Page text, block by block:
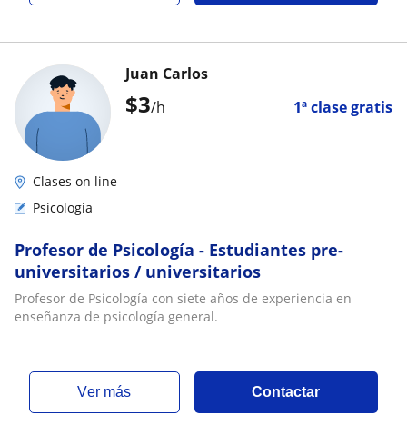
$3/h 1ª clase gratis
Juan Carlos
Clases on line
Psicologia
Profesor de Psicología - Estudiantes pre-
universitarios / universitarios
Profesor de Psicología con siete años de experiencia en
enseñanza de psicología general.
ver más Contactar